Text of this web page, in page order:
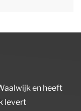
en heeft
levert